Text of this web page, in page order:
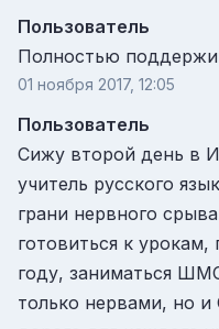
Пользователь
Полностью
01 ноября 2017, 12:05
Пользователь
Сижу второй день в
учитель русского
грани нервного
готовиться к
году, заниматься
только нервами, но